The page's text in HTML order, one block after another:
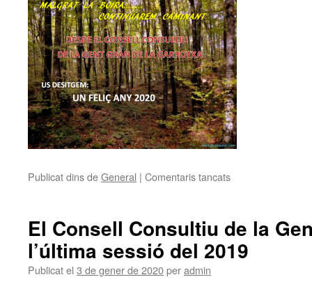
Publicat dins deGeneral | Comentaris tancats
El Consell Consultiu de la
l’última sessió del 2019
Publicat el 3 de gener de 2020peradmin